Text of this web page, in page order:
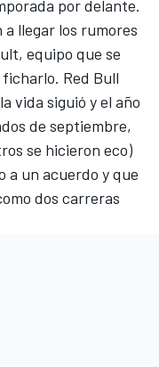
por delante.
llegar los rumores
equipo que se
Red Bull
vida siguió y el año
de septiembre,
se hicieron eco)
a un acuerdo y que
dos carreras